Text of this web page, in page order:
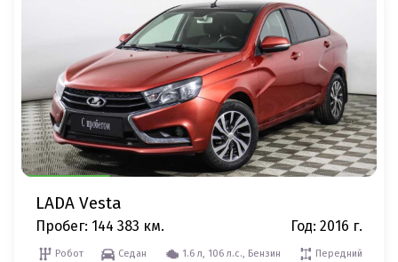
LADA Vesta
Пробег: 144 383 км. Год: 2016 г.
Робот Седан 1.6 л, 106 л.с., Бензин Передний